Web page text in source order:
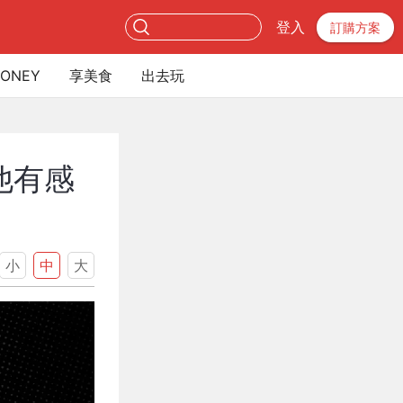
登入 訂購方案
享美食 出去玩
有感
小 中 大